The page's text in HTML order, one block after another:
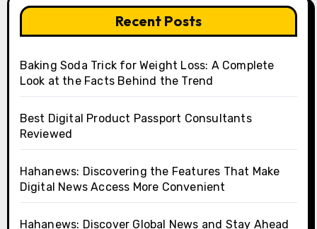
Recent Posts
Baking Soda Trick for Weight Loss: A Complete
Look at the Facts Behind the Trend
Best Digital Product Passport Consultants
Reviewed
Hahanews: Discovering the Features That Make
Digital News Access More Convenient
Hahanews: Discover Global News and Stay Ahead